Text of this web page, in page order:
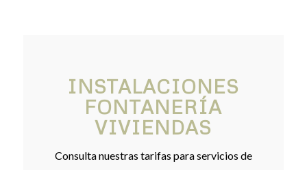
INSTALACIONES
FONTANERÍA
VIVIENDAS
Consulta nuestras tarifas para servicios de